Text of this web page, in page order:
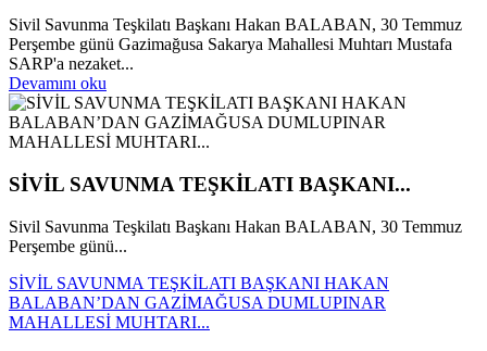
Sivil Savunma Teşkilatı Başkanı Hakan BALABAN, 30 Temmuz
Perşembe günü Gazimağusa Sakarya Mahallesi Muhtarı Mustafa
SARP'a nezaket...
Devamını oku
SİVİL SAVUNMA TEŞKİLATI BAŞKANI...
Sivil Savunma Teşkilatı Başkanı Hakan BALABAN, 30 Temmuz
Perşembe günü...
SİVİL SAVUNMA TEŞKİLATI BAŞKANI HAKAN
BALABAN’DAN GAZİMAĞUSA DUMLUPINAR
MAHALLESİ MUHTARI...